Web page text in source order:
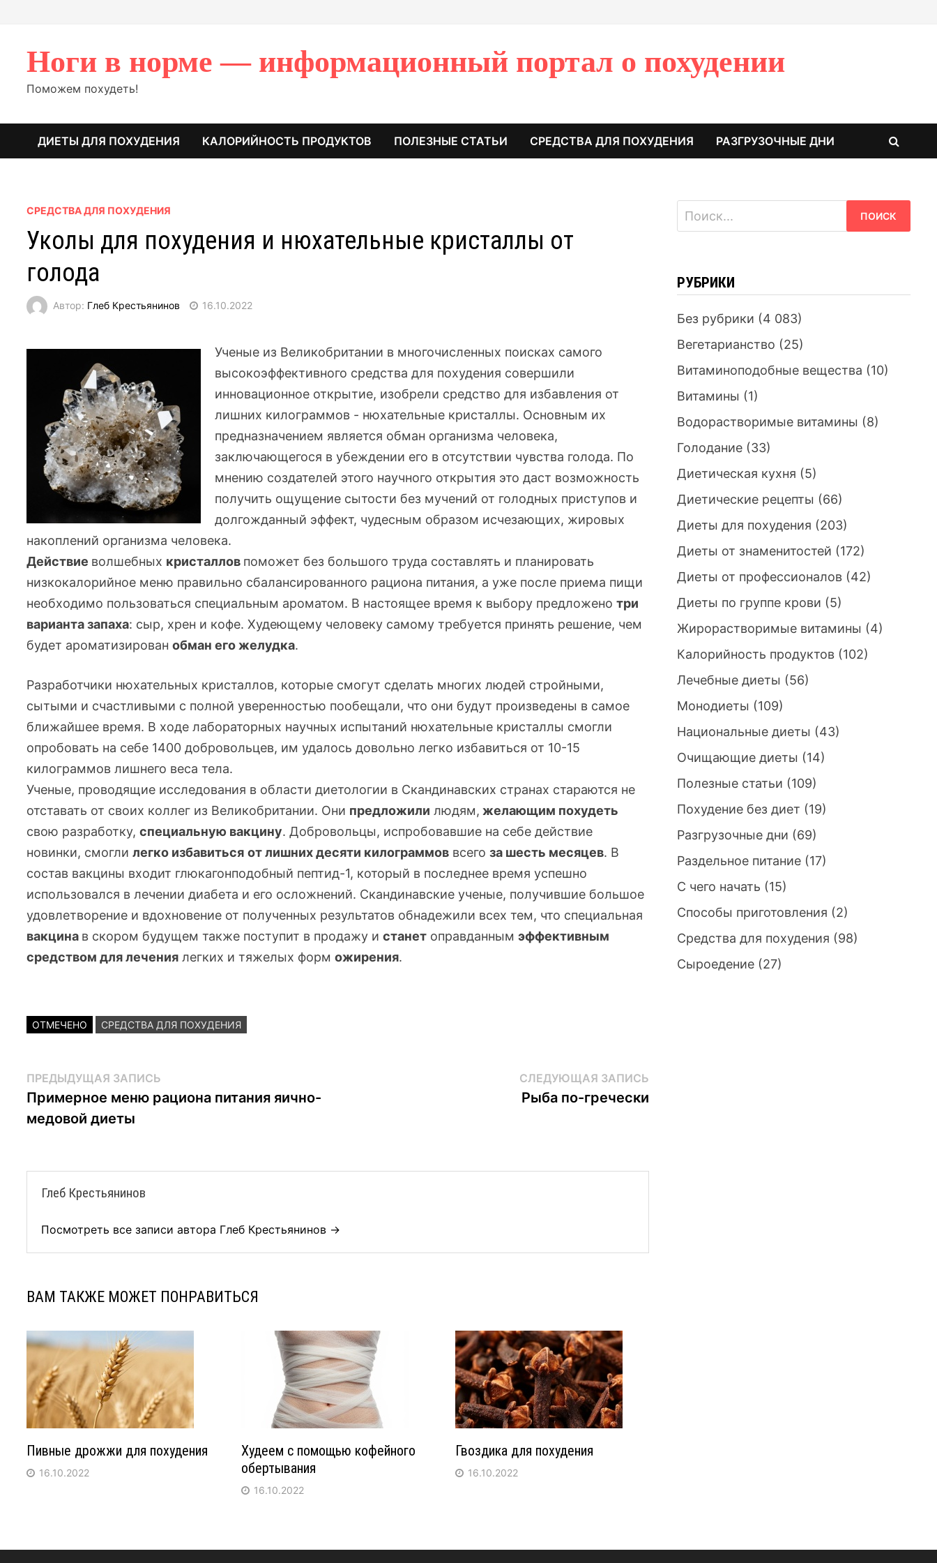
Ноги в норме — информационный портал о похудении
Поможем похудеть!
ДИЕТЫ ДЛЯ ПОХУДЕНИЯ КАЛОРИЙНОСТЬ ПРОДУКТОВ ПОЛЕЗНЫЕ СТАТЬИ СРЕДСТВА ДЛЯ ПОХУДЕНИЯ РАЗГРУЗОЧНЫЕ ДНИ
СРЕДСТВА ДЛЯ ПОХУДЕНИЯ
Уколы для похудения и нюхательные кристаллы от
голода
Автор: Глеб Крестьянинов 16.10.2022
Ученые из Великобритании в многочисленных поисках самого
высокоэффективного средства для похудения совершили
инновационное открытие, изобрели средство для избавления от
лишних килограммов - нюхательные кристаллы. Основным их
предназначением является обман организма человека,
заключающегося в убеждении его в отсутствии чувства голода. По
мнению создателей этого научного открытия это даст возможность
получить ощущение сытости без мучений от голодных приступов и
долгожданный эффект, чудесным образом исчезающих, жировых
накоплений организма человека.
Действие волшебных кристаллов поможет без большого труда составлять и планировать
низкокалорийное меню правильно сбалансированного рациона питания, а уже после приема пищи
необходимо пользоваться специальным ароматом. В настоящее время к выбору предложенотри
варианта запаха: сыр, хрен и кофе. Худеющему человеку самому требуется принять решение, чем
будет ароматизированобман его желудка.
Разработчики нюхательных кристаллов, которые смогут сделать многих людей стройными,
сытыми и счастливыми с полной уверенностью пообещали, что они будут произведены в самое
ближайшее время. В ходе лабораторных научных испытаний нюхательные кристаллы смогли
опробовать на себе 1400 добровольцев, им удалось довольно легко избавиться от 10-15
килограммов лишнего веса тела.
Ученые, проводящие исследования в области диетологии в Скандинавских странах стараются не
отставать от своих коллег из Великобритании. Они предложили людям, желающим похудеть
свою разработку,специальную вакцину. Добровольцы, испробовавшие на себе действие
новинки, смоглилегко избавиться от лишних десяти килограммов всегоза шесть месяцев. В
состав вакцины входит глюкагонподобный пептид-1, который в последнее время успешно
использовался в лечении диабета и его осложнений. Скандинавские ученые, получившие большое
удовлетворение и вдохновение от полученных результатов обнадежили всех тем, что специальная
вакцина в скором будущем также поступит в продажу истанет оправданнымэффективным
средством для лечения легких и тяжелых форможирения.
ОТМЕЧЕНО СРЕДСТВА ДЛЯ ПОХУДЕНИЯ
Навигация
по
записям
ПРЕДЫДУЩАЯ ЗАПИСЬ
запись:
Примерное меню рациона питания яично-
медовой диеты
СЛЕДУЮЩАЯ ЗАПИСЬСледующая
запись:
Рыба по-гречески
Глеб Крестьянинов
Посмотреть все записи автора Глеб Крестьянинов →
ВАМ ТАКЖЕ МОЖЕТ ПОНРАВИТЬСЯ
Пивные дрожжи для похудения
16.10.2022
Худеем с помощью кофейного
обертывания
16.10.2022
Гвоздика для похудения
16.10.2022
Найти:
РУБРИКИ
Без рубрики (4 083)
Вегетарианство (25)
Витаминоподобные вещества (10)
Витамины (1)
Водорастворимые витамины (8)
Голодание(33)
Диетическая кухня (5)
Диетические рецепты (66)
Диеты для похудения (203)
Диеты от знаменитостей (172)
Диеты от профессионалов(42)
Диеты по группе крови (5)
Жирорастворимые витамины (4)
Калорийность продуктов(102)
Лечебные диеты (56)
Монодиеты (109)
Национальные диеты (43)
Очищающие диеты (14)
Полезные статьи (109)
Похудение без диет (19)
Разгрузочные дни (69)
Раздельное питание(17)
С чего начать (15)
Способы приготовления (2)
Средства для похудения (98)
Сыроедение(27)